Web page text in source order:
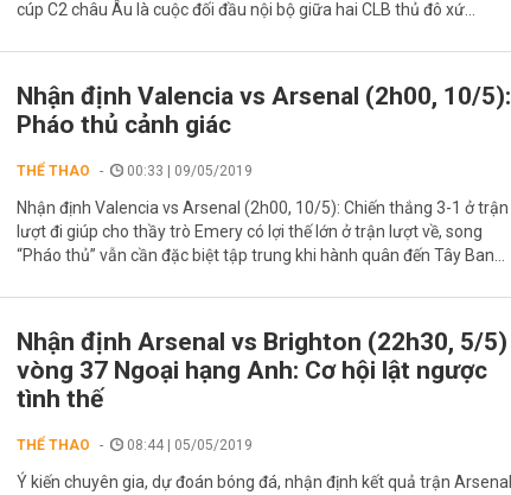
cúp C2 châu Âu là cuộc đối đầu nội bộ giữa hai CLB thủ đô xứ...
Nhận định Valencia vs Arsenal (2h00, 10/5):
Pháo thủ cảnh giác
THỂ THAO 00:33 | 09/05/2019
Nhận định Valencia vs Arsenal (2h00, 10/5): Chiến thắng 3-1 ở trận
lượt đi giúp cho thầy trò Emery có lợi thế lớn ở trận lượt về, song
“Pháo thủ” vẫn cần đặc biệt tập trung khi hành quân đến Tây Ban...
Nhận định Arsenal vs Brighton (22h30, 5/5)
vòng 37 Ngoại hạng Anh: Cơ hội lật ngược
tình thế
THỂ THAO 08:44 | 05/05/2019
Ý kiến chuyên gia, dự đoán bóng đá, nhận định kết quả trận Arsenal